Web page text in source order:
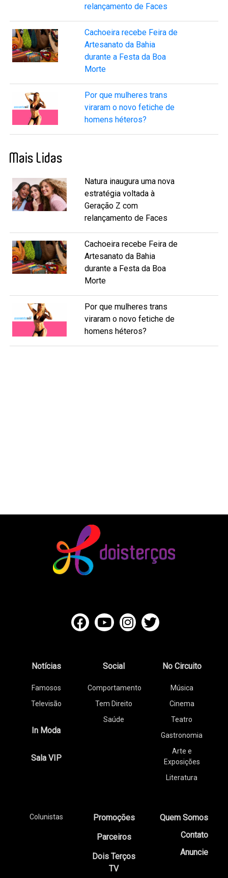
relançamento de Faces
Cachoeira recebe Feira de
Artesanato da Bahia
durante a Festa da Boa
Morte
Por que mulheres trans
viraram o novo fetiche de
homens héteros?
Mais Lidas
Natura inaugura uma nova
estratégia voltada à
Geração Z com
relançamento de Faces
Cachoeira recebe Feira de
Artesanato da Bahia
durante a Festa da Boa
Morte
Por que mulheres trans
viraram o novo fetiche de
homens héteros?
Notícias
Famosos
Televisão
In Moda
Sala VIP
Social
Comportamento
Tem Direito
Saúde
No Circuito
Música
Cinema
Teatro
Gastronomia
Arte e
Exposições
Literatura
Colunistas
Promoções
Parceiros
Dois Terços
TV
Quem Somos
Contato
Anuncie